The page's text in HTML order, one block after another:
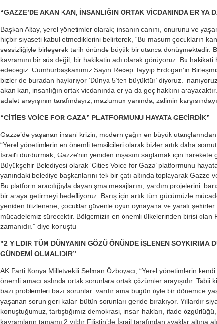
“GAZZE’DE AKAN KAN, İNSANLIĞIN ORTAK VİCDANINDA ER YA
Başkan Altay, yerel yönetimler olarak; insanın canını, onurunu ve
hiçbir siyaseti kabul etmediklerini belirterek, “Bu masum çocukların
sessizliğiyle birleşerek tarih önünde büyük bir utanca dönüşmektedir.
kavramını bir süs değil, bir hakikatin adı olarak görüyoruz. Bu
edeceğiz. Cumhurbaşkanımız Sayın Recep Tayyip Erdoğan’ın
bizler de buradan haykırıyor ‘Dünya 5’ten büyüktür’ diyoruz.
akan kan, insanlığın ortak vicdanında er ya da geç hakkını
adalet arayışının tarafındayız; mazlumun yanında, zalimin
“CİTİES VOİCE FOR GAZA” PLATFORMUNU HAYATA GEÇİRDİK”
Gazze’de yaşanan insani krizin, modern çağın en büyük
“Yerel yönetimlerin en önemli temsilcileri olarak bizler artık daha
İsrail’i durdurmak, Gazze’nin yeniden inşasını sağlamak için
Büyükşehir Belediyesi olarak ‘Cities Voice for Gaza’ platformunu
yanındaki belediye başkanlarını tek bir çatı altında toplayarak Gazze
Bu platform aracılığıyla dayanışma mesajlarını, yardım projelerini,
bir araya getirmeyi hedefliyoruz. Barış için artık tüm gücümüzle
yeniden filizlenene, çocuklar güvenle oyun oynayana ve yaralı
mücadelemiz sürecektir. Bölgemizin en önemli ülkelerinden birisi olan
zamanıdır.” diye konuştu.
"2 YILDIR TÜM DÜNYANIN GÖZÜ ÖNÜNDE İŞLENEN SOYKIRIMA
GÜNDEMİ OLMALIDIR”
AK Parti Konya Milletvekili Selman Özboyacı, “Yerel yönetimlerin
önemli amacı aslında ortak sorunlara ortak çözümler arayışıdır.
bazı problemleri bazı sorunları vardır ama bugün öyle bir dönemde
yaşanan sorun geri kalan bütün sorunları geride bırakıyor. Yıllardır
konuştuğumuz, tartıştığımız demokrasi, insan hakları, ifade
kavramların tamamı 2 yıldır Filistin’de İsrail tarafından ayaklar altına